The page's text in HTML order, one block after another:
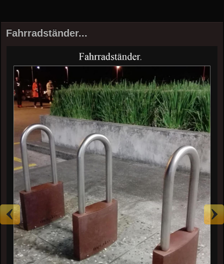
Fahrradständer...